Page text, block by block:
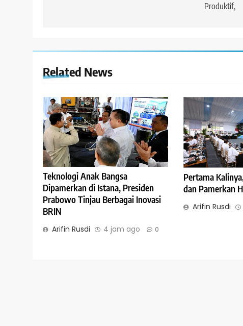
Produktif,
Related News
Teknologi Anak Bangsa
Dipamerkan di Istana, Presiden
Prabowo Tinjau Berbagai Inovasi
BRIN
Arifin Rusdi 4 jam ago 0
Pertama
dan Pamerkan
Arifin Rusdi